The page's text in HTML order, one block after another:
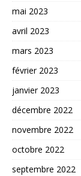
mai 2023
avril 2023
mars 2023
février 2023
janvier 2023
décembre 2022
novembre 2022
octobre 2022
septembre 2022